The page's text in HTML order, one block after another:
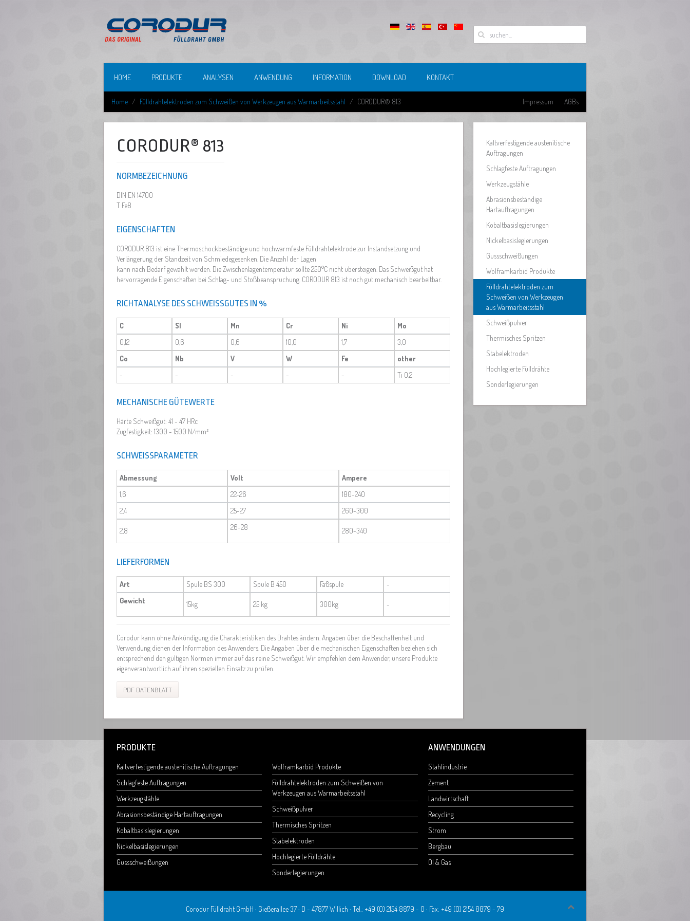
HOME PRODUKTE ANALYSEN ANWENDUNG INFORMATION DOWNLOAD KONTAKT
Home Fülldrahtelektroden zum Schweißen von Werkzeugen aus Warmarbeitsstahl CORODUR® 813 Impressum AGBs
CORODUR® 813
NORMBEZEICHNUNG
DIN EN 14700
T Fe8
EIGENSCHAFTEN
CORODUR 813 ist eine Thermoschockbeständige und hochwarmfeste Fülldrahtelektrode zur Instandsetzung und
Verlängerung der Standzeit von Schmiedegesenken. Die Anzahl der Lagen
kann nach Bedarf gewählt werden. Die Zwischenlagentemperatur sollte 250°C nicht übersteigen. Das Schweißgut hat
hervorragende Eigenschaften bei Schlag- und Stoßbeanspruchung. CORODUR 813 ist noch gut mechanisch bearbeitbar.
RICHTANALYSE DES SCHWEISSGUTES IN %
C SI Mn Cr Ni
Mo
0,12
0,6 0,6 10,0 1,7
3,0
Co
Nb V W Fe
other
-
- - - - Ti 0,2
MECHANISCHE GÜTEWERTE
Härte Schweißgut: 41 - 47 HRc
Zugfestigkeit: 1300 - 1500 N/mm²
SCHWEISSPARAMETER
Abmessung Volt
Ampere
1,6
22-26
180-240
2,4
25-27 260-300
2,8 26-28 280-340
LIEFERFORMEN
Art Spule BS 300 Spule B 450 Faßspule
-
Gewicht
15kg 25 kg 300kg -
Corodur kann ohne Ankündigung die Charakteristiken des Drahtes ändern. Angaben über die Beschaffenheit und
Verwendung dienen der Information des Anwenders. Die Angaben über die mechanischen Eigenschaften beziehen sich
entsprechend den gültigen Normen immer auf das reine Schweißgut. Wir empfehlen dem Anwender, unsere Produkte
eigenverantwortlich auf ihren speziellen Einsatz zu prüfen.
PDF DATENBLATT
Kaltverfestigende austenitische
Auftragungen
Schlagfeste Auftragungen
Werkzeugstähle
Abrasionsbeständige
Hartauftragungen
Kobaltbasislegierungen
Nickelbasislegierungen
Gussschweißungen
Wolframkarbid Produkte
Fülldrahtelektroden zum
Schweißen von Werkzeugen
aus Warmarbeitsstahl
Schweißpulver
Thermisches Spritzen
Stabelektroden
Hochlegierte Fülldrähte
Sonderlegierungen
PRODUKTE
Kaltverfestigende austenitische Auftragungen
Schlagfeste Auftragungen
Werkzeugstähle
Abrasionsbeständige Hartauftragungen
Kobaltbasislegierungen
Nickelbasislegierungen
Gussschweißungen
Wolframkarbid Produkte
Fülldrahtelektroden zum Schweißen von
Werkzeugen aus Warmarbeitsstahl
Schweißpulver
Thermisches Spritzen
Stabelektroden
Hochlegierte Fülldrähte
Sonderlegierungen
ANWENDUNGEN
Stahlindustrie
Zement
Landwirtschaft
Recycling
Strom
Bergbau
Öl & Gas
Corodur Fülldraht GmbH · Gießerallee 37 · D - 47877 Willich · Tel.: +49 (0) 2154 8879 - 0 · Fax: +49 (0) 2154 8879 - 79